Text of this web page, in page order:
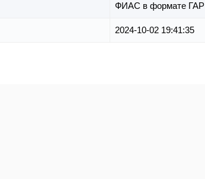
ФИАС в формате ГАР
2024-10-02 19:41:35